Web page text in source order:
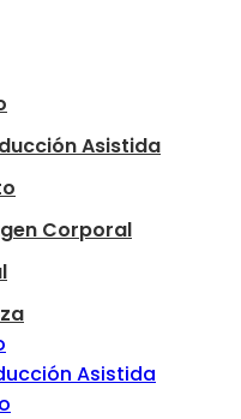
Asistida
Corporal
Asistida